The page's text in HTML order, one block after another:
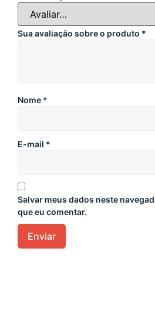
Sua avaliação sobre o produto *
Nome *
E-mail *
Salvar meus dados neste
que eu comentar.